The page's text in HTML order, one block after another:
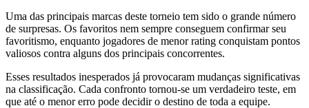
Uma das principais marcas deste torneio tem sido o grande número
de surpresas. Os favoritos nem sempre conseguem confirmar seu
favoritismo, enquanto jogadores de menor rating conquistam pontos
valiosos contra alguns dos principais concorrentes.
Esses resultados inesperados já provocaram mudanças significativas
na classificação. Cada confronto tornou-se um verdadeiro teste, em
que até o menor erro pode decidir o destino de toda a equipe.